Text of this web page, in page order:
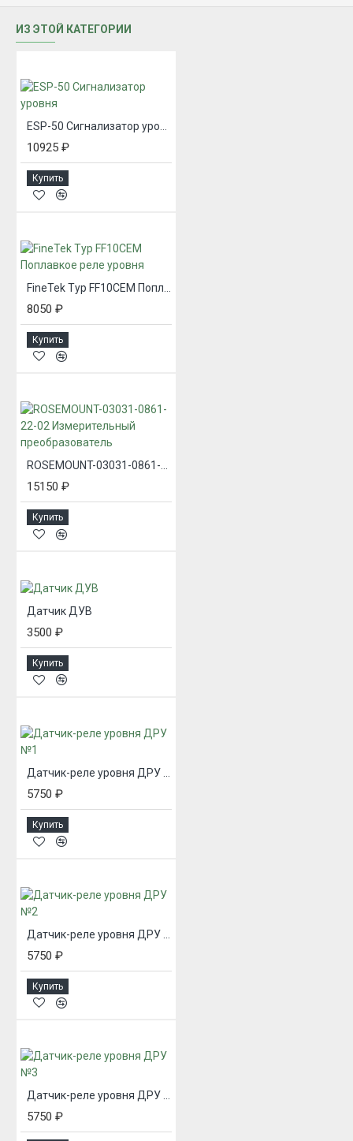
ИЗ ЭТОЙ КАТЕГОРИИ
10925 ₽
Купить
8050 ₽
Купить
ROSEMOUNT-03031-0861-22-02 Измерительный преобразователь
15150 ₽
Купить
Датчик ДУВ
3500 ₽
Купить
5750 ₽
Купить
5750 ₽
Купить
Датчик-реле уровня ДРУ №3
5750 ₽